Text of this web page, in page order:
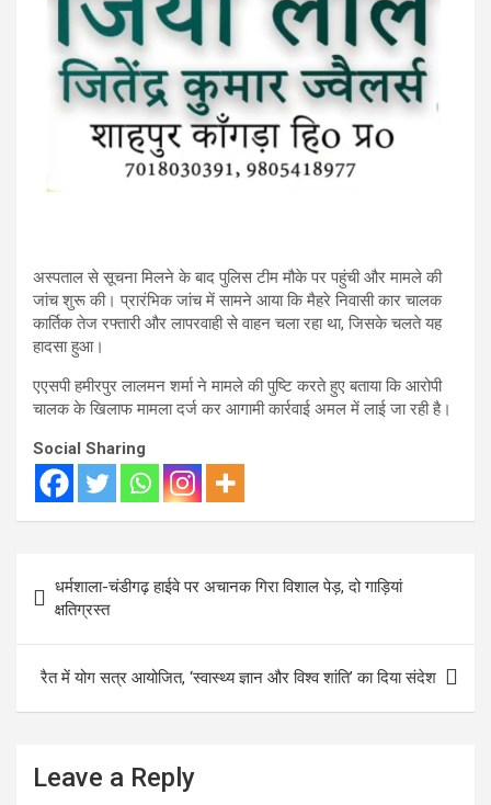
अस्पताल से सूचना मिलने के बाद पुलिस टीम मौके पर पहुंची और मामले की
जांच शुरू की। प्रारंभिक जांच में सामने आया कि मैहरे निवासी कार चालक
कार्तिक तेज रफ्तारी और लापरवाही से वाहन चला रहा था, जिसके चलते यह
हादसा हुआ।
एएसपी हमीरपुर लालमन शर्मा ने मामले की पुष्टि करते हुए बताया कि आरोपी
चालक के खिलाफ मामला दर्ज कर आगामी कार्रवाई अमल में लाई जा रही है।
Social Sharing
Post
navigation
धर्मशाला-चंडीगढ़ हाईवे पर अचानक गिरा विशाल पेड़, दो गाड़ियां
क्षतिग्रस्त
रैत में योग सत्र आयोजित, ‘स्वास्थ्य ज्ञान और विश्व शांति’ का दिया संदेश
Leave a Reply